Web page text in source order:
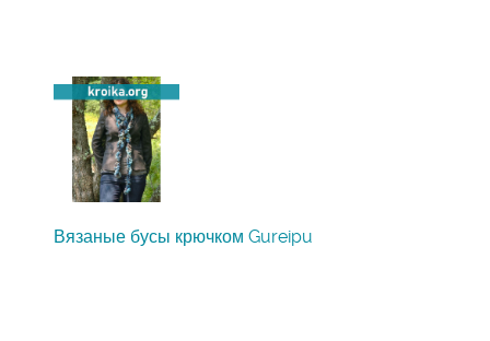
Вязаные бусы крючком Gureipu